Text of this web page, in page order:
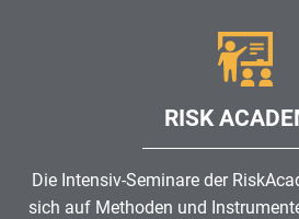
RISK
Die Intensiv-Seminare der
sich auf Methoden und